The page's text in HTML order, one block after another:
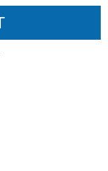
营养不良的...